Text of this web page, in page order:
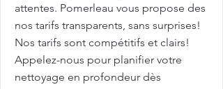
attentes. Pomerleau vous propose des
nos tarifs transparents, sans surprises!
Nos tarifs sont compétitifs et clairs!
Appelez-nous pour planifier votre
nettoyage en profondeur dès